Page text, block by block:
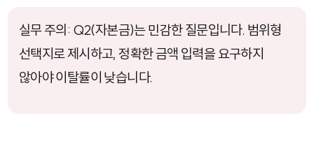
실무 주의: Q2(자본금)는 민감한 질문입니다. 범위형
선택지로 제시하고, 정확한 금액 입력을 요구하지
않아야 이탈률이 낮습니다.